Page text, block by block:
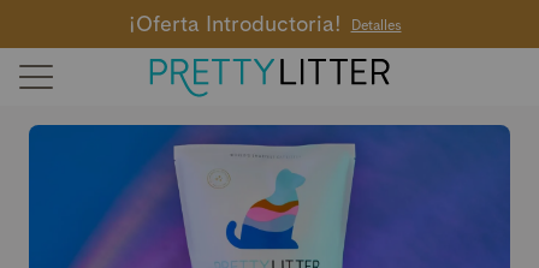
¡Oferta Introductoria! Detalles